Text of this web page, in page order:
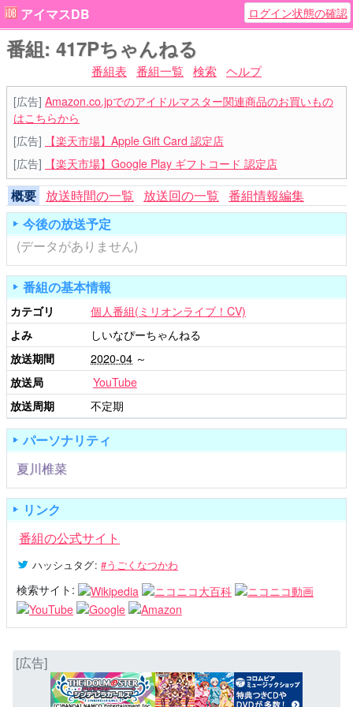
アイマスDB ログイン状態の確認
番組: 417Pちゃんねる
番組表 番組一覧 検索 ヘルプ
[広告] Amazon.co.jpでのアイドルマスター関連商品のお買いもの
はこちらから
[広告]
【楽天市場】Apple Gift Card 認定店
[広告]
【楽天市場】Google Play ギフトコード 認定店
概要 放送時間の一覧 放送回の一覧 番組情報編集
今後の放送予定
(データがありません)
番組の基本情報
カテゴリ
個人番組(ミリオンライブ！CV)
よみ
しいなぴーちゃんねる
放送期間
2020-04 ～
放送局
YouTube
放送周期
不定期
パーソナリティ
夏川椎菜
リンク
番組の公式サイト
ハッシュタグ: #うごくなつかわ
検索サイト:
[広告]